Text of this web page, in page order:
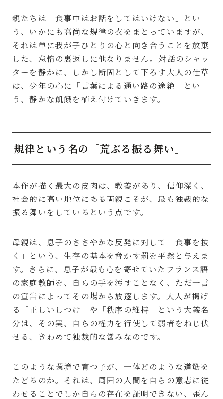
親たちは「食事中はお話をしてはいけない」とい
う、いかにも高尚な規律の衣をまとっていますが、
それは単に我が子ひとりの心と向き合うことを放棄
した、怠惰の裏返しに他なりません。対話のシャッ
ターを静かに、しかし断固として下ろす大人の仕草
は、少年の心に「言葉による通い路の途絶」とい
う、静かな飢餓を植え付けていきます。
規律という名の「荒ぶる振る舞い」
本作が描く最大の皮肉は、教養があり、信仰深く、
社会的に高い地位にある両親こそが、最も独裁的な
振る舞いをしているという点です。
母親は、息子のささやかな反発に対して「食事を抜
く」という、生存の基本を脅かす罰を平然と与えま
す。さらに、息子が最も心を寄せていたフランス語
の家庭教師を、自らの手を汚すことなく、ただ一言
の宣告によってその場から放逐します。大人が掲げ
る「正しいしつけ」や「秩序の維持」という大義名
分は、その実、自らの権力を行使して弱者をねじ伏
せる、きわめて独裁的な営みなのです。
このような環境で育つ子が、一体どのような道筋を
たどるのか。それは、周囲の人間を自らの意志に従
わせることでしか自らの存在を証明できない、歪ん